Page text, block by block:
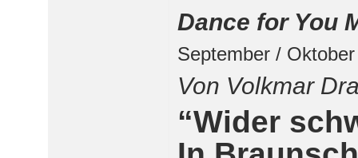
Dance for You
September /
Von Volkmar
“Wider